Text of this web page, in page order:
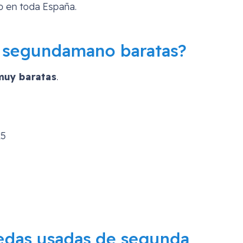
en toda España.
baratas?
baratas.
usadas de segunda